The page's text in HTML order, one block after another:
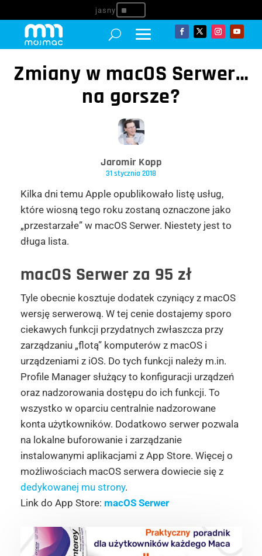
^
Zmiany w macOS Serwer…
na gorsze?
Jaromir Kopp
31 stycznia 2018
Kilka dni temu Apple opublikowało listę usług,
które wiosną tego roku zostaną oznaczone jako
„przestarzałe” w macOS Serwer. Niestety jest to
długa lista.
macOS Serwer za 95 zł
Tyle obecnie kosztuje dodatek czyniący z macOS
wersję serwerową. W tej cenie dostajemy sporo
ciekawych funkcji przydatnych zwłaszcza przy
zarządzaniu „flotą” komputerów z macOS i
urządzeniami z iOS. Do tych funkcji należy m.in.
Profile Manager służący to konfiguracji urządzeń
oraz nadzorowania dostępu do ich funkcji. To
wszystko w oparciu centralnie nadzorowane
konta użytkowników. Dodatkowo serwer pozwala
na lokalne buforowanie i zarządzanie
instalowanymi aplikacjami z App Store. Więcej o
możliwościach macOS serwera dowiecie się z
dedykowanej mu strony.
Link do App Store: macOS Serwer